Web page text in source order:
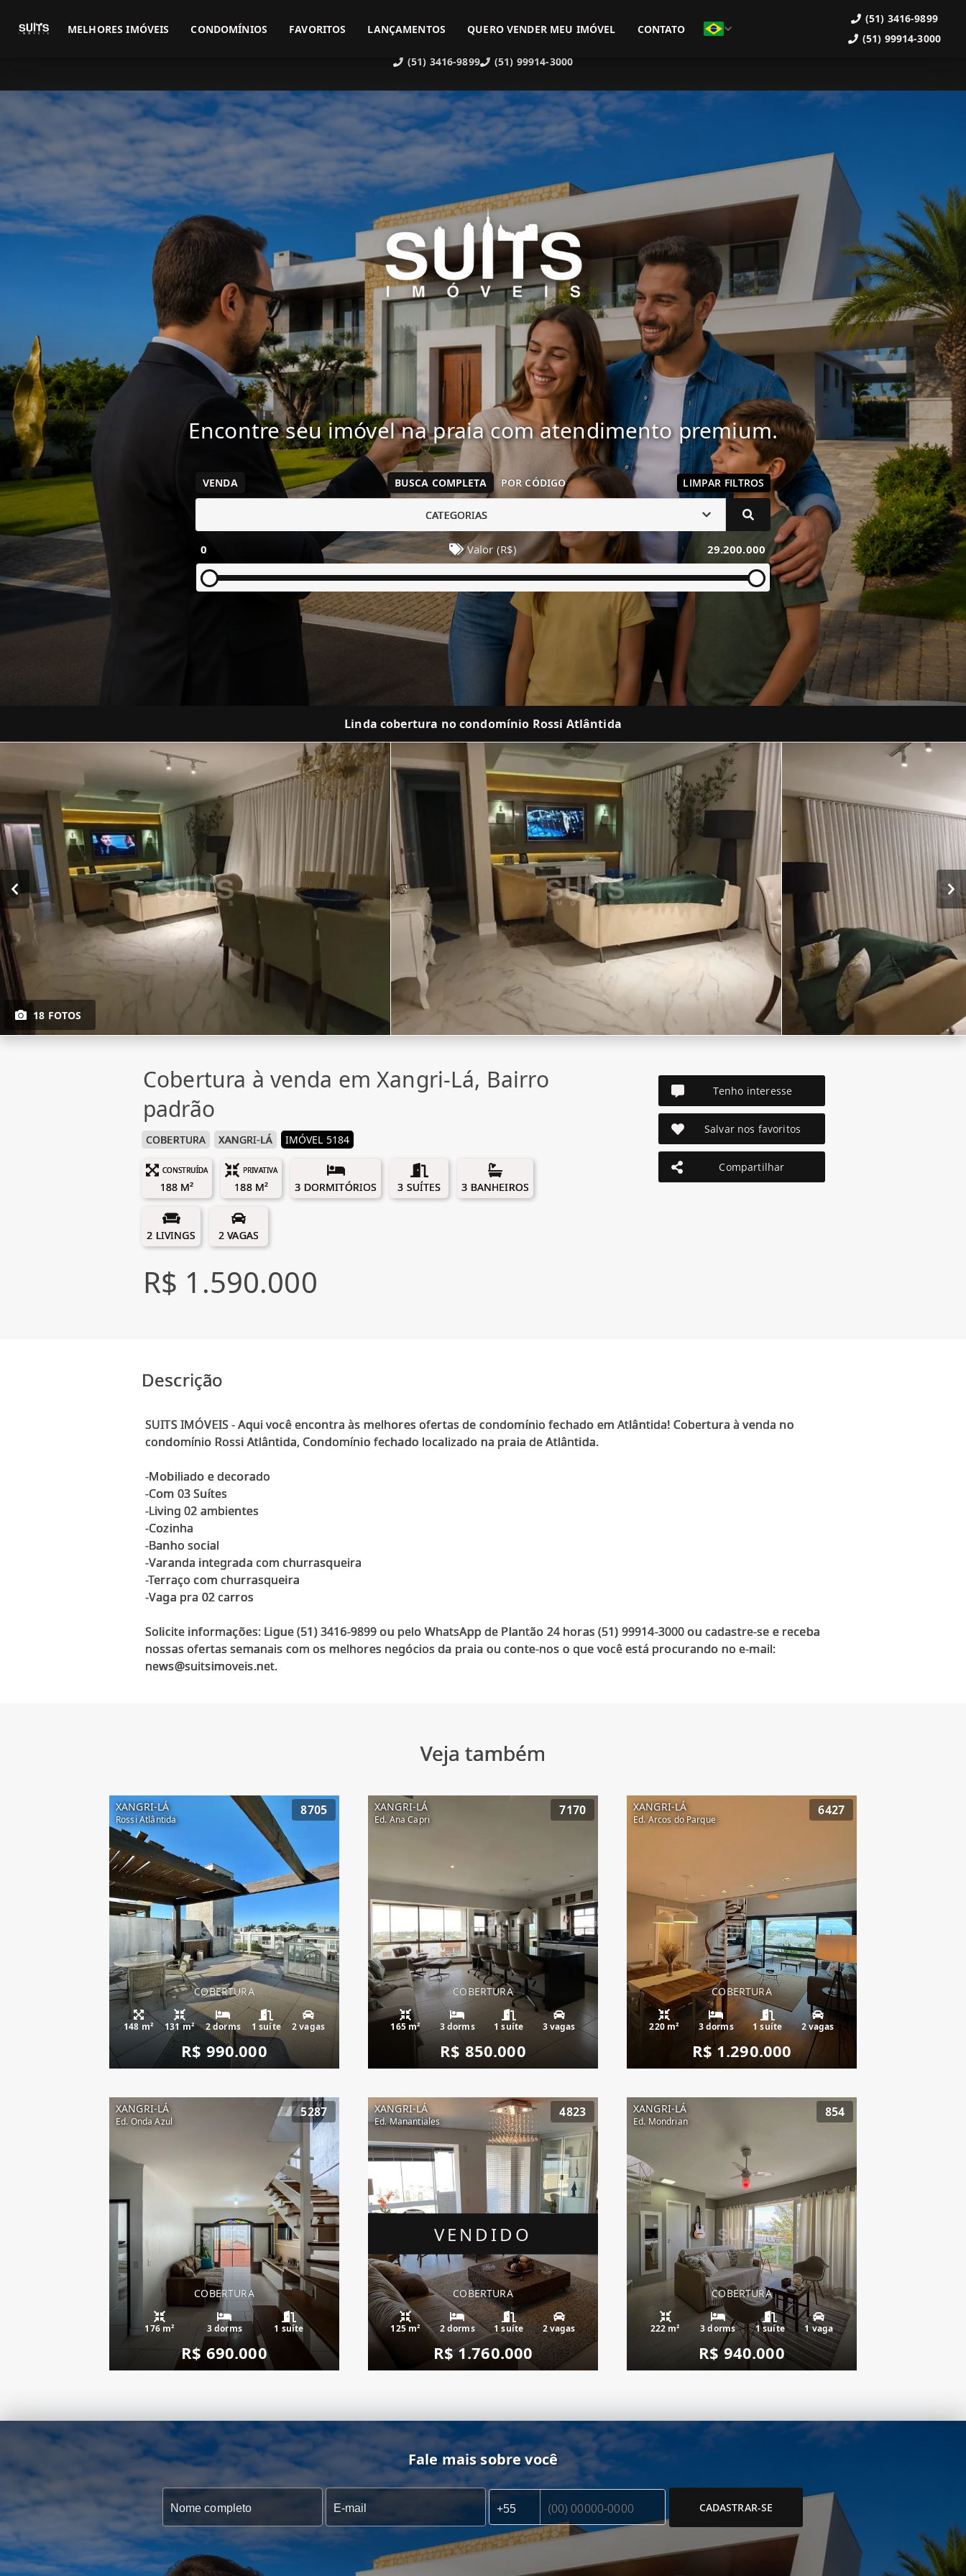
(51) 3416-9899 (51) 99914-3000
MELHORES IMÓVEIS CONDOMÍNIOS FAVORITOS LANÇAMENTOS QUERO VENDER MEU IMÓVEL CONTATO
(51) 3416-9899
(51) 99914-3000
Encontre seu imóvel na praia com atendimento premium.
VENDA BUSCA COMPLETA POR CÓDIGO LIMPAR FILTROS
CATEGORIAS
0 Valor (R$) 29.200.000
Linda cobertura no condomínio Rossi Atlântida
18 FOTOS
Cobertura à venda em Xangri-Lá, Bairro
padrão
COBERTURA XANGRI-LÁ IMÓVEL 5184
CONSTRUÍDA
188 M²
PRIVATIVA
188 M² 3 DORMITÓRIOS 3 SUÍTES 3 BANHEIROS
2 LIVINGS 2 VAGAS
R$ 1.590.000
Tenho interesse
Salvar nos favoritos
Compartilhar
Descrição
SUITS IMÓVEIS - Aqui você encontra às melhores ofertas de condomínio fechado em Atlântida! Cobertura à venda no
condomínio Rossi Atlântida, Condomínio fechado localizado na praia de Atlântida.
-Mobiliado e decorado
-Com 03 Suítes
-Living 02 ambientes
-Cozinha
-Banho social
-Varanda integrada com churrasqueira
-Terraço com churrasqueira
-Vaga pra 02 carros
Solicite informações: Ligue (51) 3416-9899 ou pelo WhatsApp de Plantão 24 horas (51) 99914-3000 ou cadastre-se e receba
nossas ofertas semanais com os melhores negócios da praia ou conte-nos o que você está procurando no e-mail:
Veja também
XANGRI-LÁ
Rossi Atlântida
8705
COBERTURA
148 m² 131 m² 2 dorms 1 suíte 2 vagas
R$ 990.000
XANGRI-LÁ
Ed. Ana Capri
7170
COBERTURA
165 m² 3 dorms 1 suíte 3 vagas
R$ 850.000
XANGRI-LÁ
Ed. Arcos do Parque
6427
COBERTURA
220 m² 3 dorms 1 suíte 2 vagas
R$ 1.290.000
XANGRI-LÁ
Ed. Onda Azul
5287
COBERTURA
176 m² 3 dorms 1 suíte
R$ 690.000
VENDIDO
XANGRI-LÁ
Ed. Manantiales
4823
COBERTURA
125 m² 2 dorms 1 suíte 2 vagas
R$ 1.760.000
XANGRI-LÁ
Ed. Mondrian
854
COBERTURA
222 m² 3 dorms 1 suíte 1 vaga
R$ 940.000
Fale mais sobre você
CADASTRAR-SE